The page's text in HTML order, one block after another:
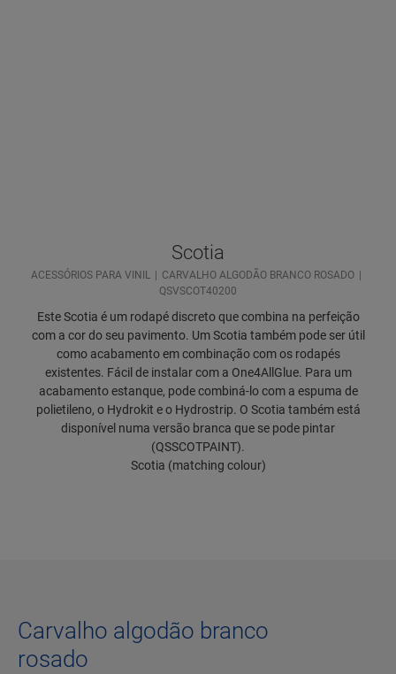
Scotia
ACESSÓRIOS PARA VINIL
CARVALHO ALGODÃO BRANCO ROSADO
QSVSCOT40200
Este Scotia é um rodapé discreto que combina na perfeição
com a cor do seu pavimento. Um Scotia também pode ser útil
como acabamento em combinação com os rodapés
existentes. Fácil de instalar com a One4AllGlue. Para um
acabamento estanque, pode combiná-lo com a espuma de
polietileno, o Hydrokit e o Hydrostrip. O Scotia também está
disponível numa versão branca que se pode pintar
(QSSCOTPAINT).
Scotia (matching colour)
Carvalho algodão branco
rosado